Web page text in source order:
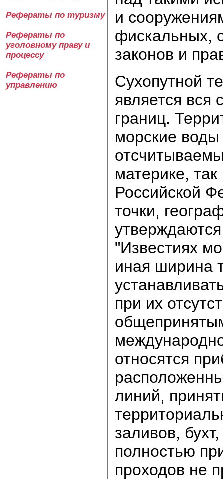
Рефераты по туризму
Рефераты по
уголовному праву и
процессу
Рефераты по
управлению
и
фискальных,
законов и
Сухопутной
является вся
границ.
морские
материке,
Российской
точки,
"Известиях
иная ширина
при их
относятся
линий,
заливов,
полностью
проходов не